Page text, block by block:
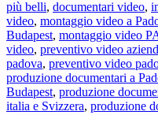
più belli, documentari video,
video, montaggio video a
Budapest, montaggio video
video, preventivo video
padova, preventivo video
produzione documentari a
Budapest, produzione
italia e Svizzera, produzione